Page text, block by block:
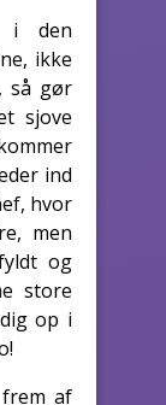
i den
ikke
så gør
sjove
ind
hvor
men
og
store
op i
af